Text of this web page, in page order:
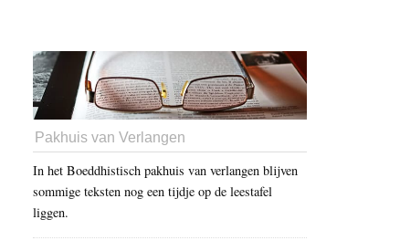
Pakhuis van Verlangen
In het Boeddhistisch pakhuis van verlangen blijven
sommige teksten nog een tijdje op de leestafel
liggen.